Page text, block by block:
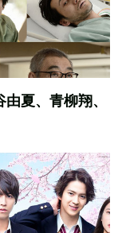
夏、青柳翔、